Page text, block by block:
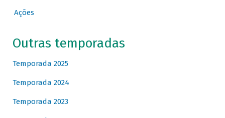
Ações
Outras temporadas
Temporada 2025
Temporada 2024
Temporada 2023